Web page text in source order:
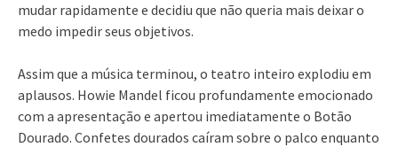
mudar rapidamente e decidiu que não queria mais deixar o
medo impedir seus objetivos.
Assim que a música terminou, o teatro inteiro explodiu em
aplausos. Howie Mandel ficou profundamente emocionado
com a apresentação e apertou imediatamente o Botão
Dourado. Confetes dourados caíram sobre o palco enquanto